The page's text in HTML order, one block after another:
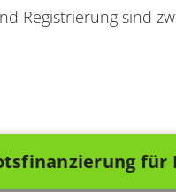
Registrierung sind
für